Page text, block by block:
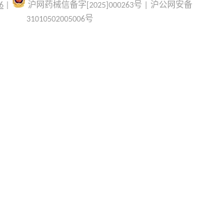
沪网药械信备字[2025]000263号 | 沪公网安备
31010502005006号